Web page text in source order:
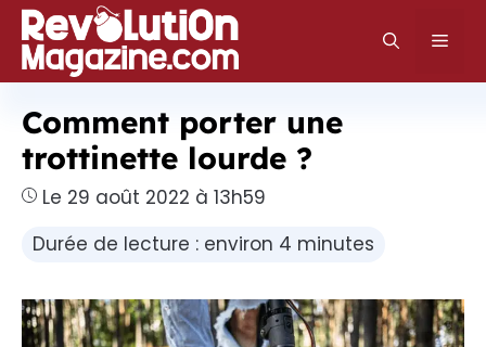
Aller
au
contenu
Comment porter une
trottinette lourde ?
Le 29 août 2022 à 13h59
Durée de lecture : environ 4 minutes